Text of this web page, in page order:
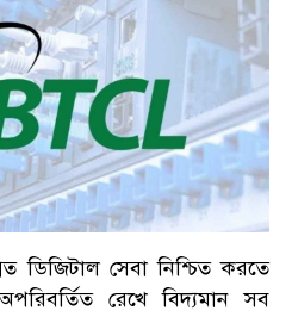
ডিজিটাল সেবা নিশ্চিত করতে
রেখে বিদ্যমান সব